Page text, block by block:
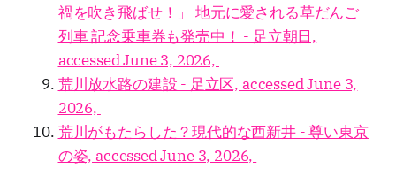
禍を吹き飛ばせ！」 地元に愛される草だんご
列車 記念乗車券も発売中！ - 足立朝日,
accessed June 3, 2026,
荒川放水路の建設 - 足立区, accessed June 3,
2026,
荒川がもたらした？現代的な西新井 - 尊い東京
の姿, accessed June 3, 2026,